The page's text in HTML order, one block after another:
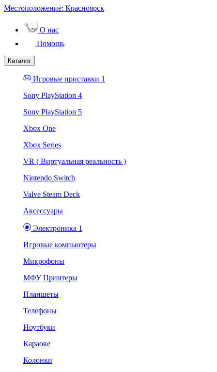
Местоположение: Красноярск
О нас
Помощь
Каталог
Игровые приставки 1
Sony PlayStation 4
Sony PlayStation 5
Xbox One
Xbox Series
VR ( Виртуальная реальность )
Nintendo Switch
Valve Steam Deck
Аксессуары
Электроника 1
Игровые компьютеры
Микрофоны
МФУ Принтеры
Планшеты
Телефоны
Ноутбуки
Караоке
Колонки